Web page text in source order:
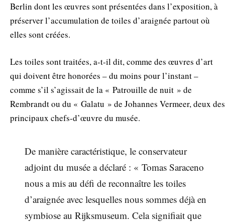
Berlin dont les œuvres sont présentées dans l’exposition, à
préserver l’accumulation de toiles d’araignée partout où
elles sont créées.
Les toiles sont traitées, a-t-il dit, comme des œuvres d’art
qui doivent être honorées – du moins pour l’instant –
comme s’il s’agissait de la « Patrouille de nuit » de
Rembrandt ou du « Galatu » de Johannes Vermeer, deux des
principaux chefs-d’œuvre du musée.
De manière caractéristique, le conservateur
adjoint du musée a déclaré : « Tomas Saraceno
nous a mis au défi de reconnaître les toiles
d’araignée avec lesquelles nous sommes déjà en
symbiose au Rijksmuseum. Cela signifiait que